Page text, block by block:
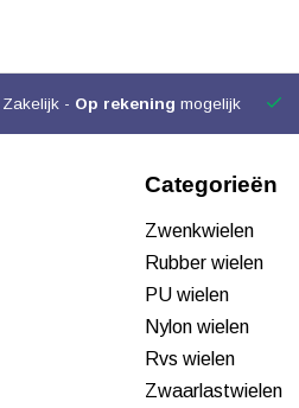
Zakelijk - Op rekening mogelijk
Categorieën
Zwenkwielen
Rubber wielen
PU wielen
Nylon wielen
Rvs wielen
Zwaarlastwielen